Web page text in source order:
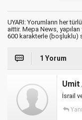
UYARI: Yorumların her
aittir. Mepa News,
600 karakterle (boşluklu)
1 Yorum
Umit
İsrail